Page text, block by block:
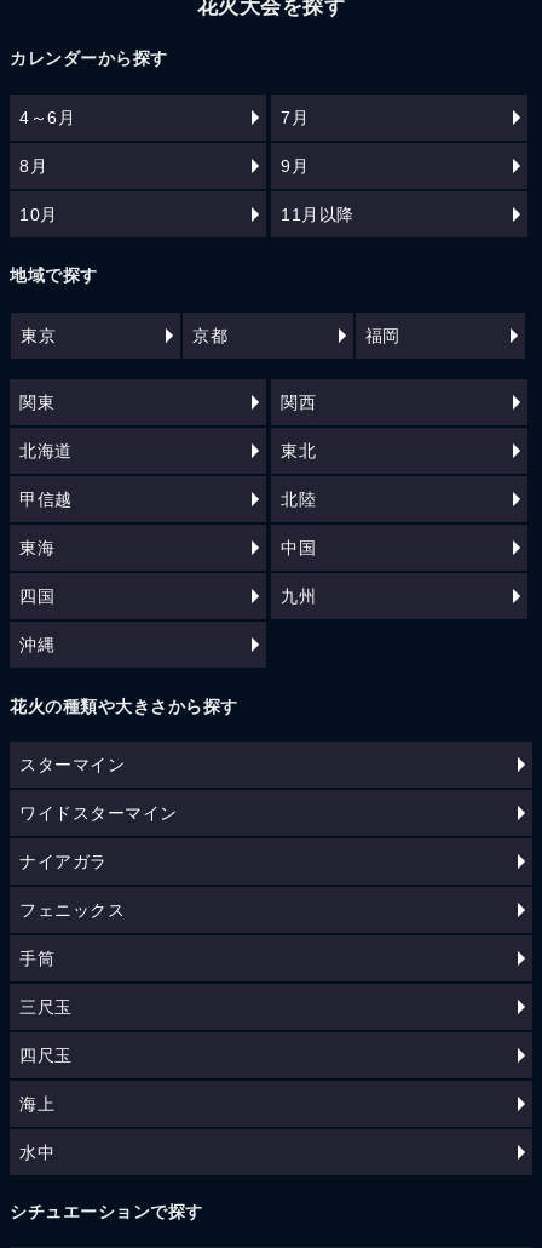
花火大会を探す
カレンダーから探す
4～6月 7月
8月 9月
10月 11月以降
地域で探す
東京 京都 福岡
関東 関西
北海道 東北
甲信越 北陸
東海 中国
四国 九州
沖縄
花火の種類や大きさから探す
スターマイン
ワイドスターマイン
ナイアガラ
フェニックス
手筒
三尺玉
四尺玉
海上
水中
シチュエーションで探す